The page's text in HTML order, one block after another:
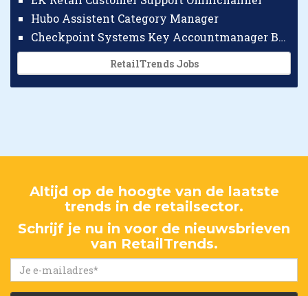
Hubo Assistent Category Manager
Checkpoint Systems Key Accountmanager Benelux
RetailTrends Jobs
Altijd op de hoogte van de laatste
trends in de retailsector.
Schrijf je nu in voor de nieuwsbrieven
van RetailTrends.